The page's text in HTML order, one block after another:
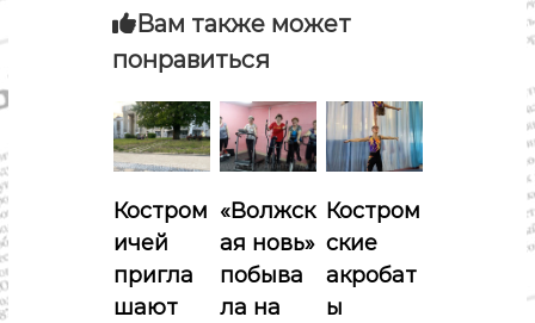
м
к
,
к
у
л
т
у
а
,
г
а
ц
и
я
п
Вам также может
понравиться
Костром
ичей
пригла
шают
«Волжск
ая новь»
побыва
ла на
Костром
ские
акробат
ы